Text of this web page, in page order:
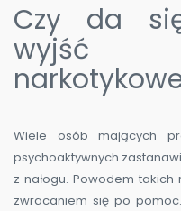
Czy da
wyjść
Wiele osób mających
psychoaktywnych
z nałogu. Powodem
zwracaniem się po